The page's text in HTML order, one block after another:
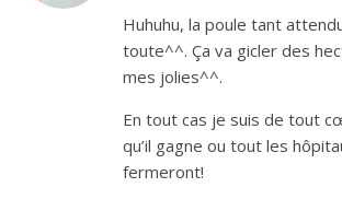
Huhuhu, la poule tant
toute^^. Ça va gicler des
mes jolies^^.
En tout cas je suis de tout
qu’il gagne ou tout les
fermeront!